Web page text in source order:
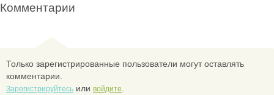
Комментарии
Только зарегистрированные пользователи могут оставлять
комментарии.
Зарегистрируйтесь или войдите